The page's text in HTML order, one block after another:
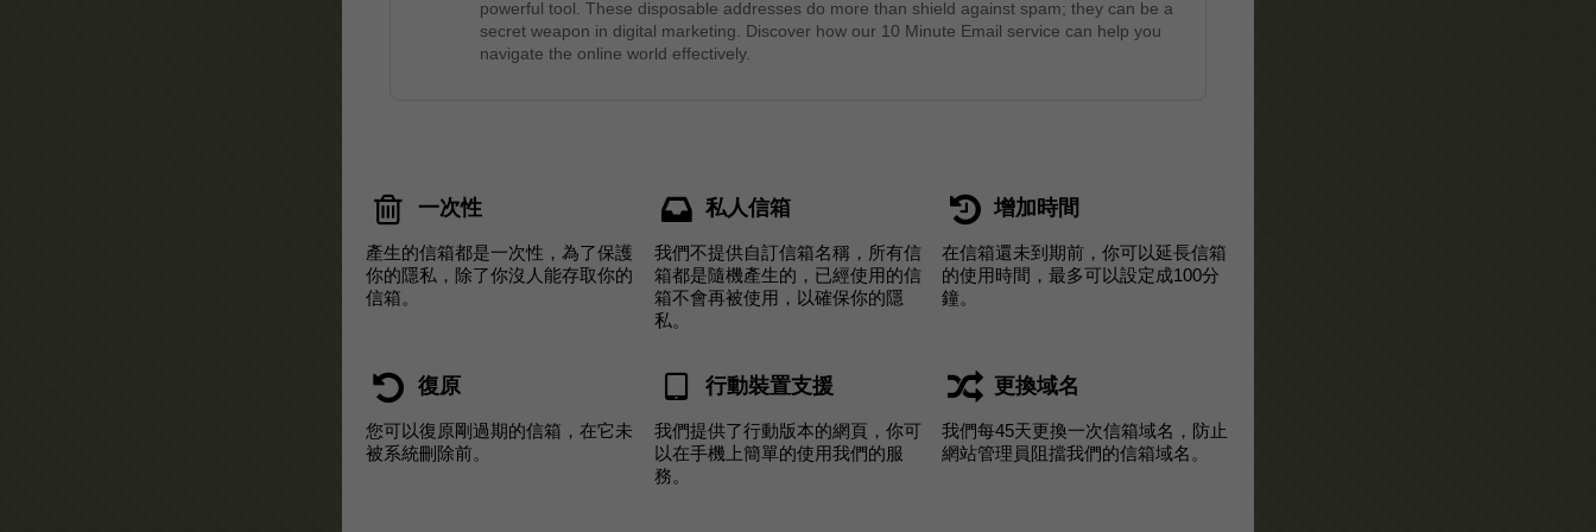
powerful tool. These disposable addresses do more than shield against spam; they can be a
secret weapon in digital marketing. Discover how our 10 Minute Email service can help you
navigate the online world effectively.
一次性
產生的信箱都是一次性，為了保護
你的隱私，除了你沒人能存取你的
信箱。
私人信箱
我們不提供自訂信箱名稱，所有信
箱都是隨機產生的，已經使用的信
箱不會再被使用，以確保你的隱
私。
增加時間
在信箱還未到期前，你可以延長信箱
的使用時間，最多可以設定成100分
鐘。
復原
您可以復原剛過期的信箱，在它未
被系統刪除前。
行動裝置支援
我們提供了行動版本的網頁，你可
以在手機上簡單的使用我們的服
務。
更換域名
我們每45天更換一次信箱域名，防止
網站管理員阻擋我們的信箱域名。